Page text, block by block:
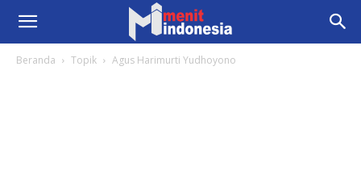
Beranda Topik Agus Harimurti Yudhoyono